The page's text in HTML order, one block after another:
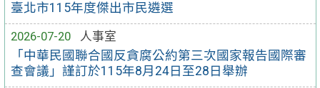
臺北市115年度傑出市民遴選
2026-07-20
人事室
「中華民國聯合國反貪腐公約第三次國家報告國際審
查會議」謹訂於115年8月24日至28日舉辦